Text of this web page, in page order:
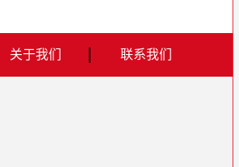
关于我们 联系我们